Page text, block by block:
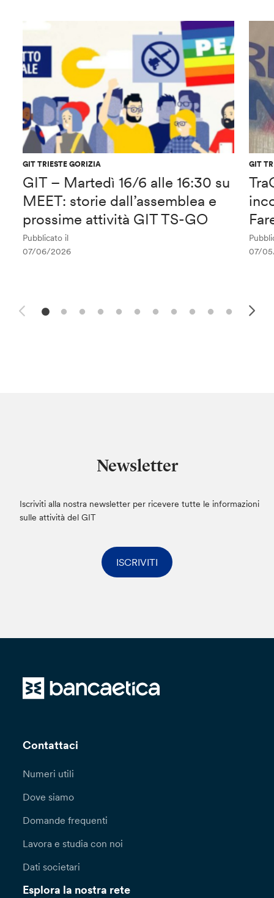
GIT TRIESTE GORIZIA
GIT – Martedì 16/6 alle 16:30 su
MEET: storie dall’assemblea e
prossime attività GIT TS-GO
Pubblicato il
07/06/2026
GIT
07/
Newsletter
Iscriviti alla nostra newsletter per ricevere tutte le informazioni
sulle attività del GIT
ISCRIVITI
Contattaci
Numeri utili
Dove siamo
Domande frequenti
Lavora e studia con noi
Dati societari
Esplora la nostra rete